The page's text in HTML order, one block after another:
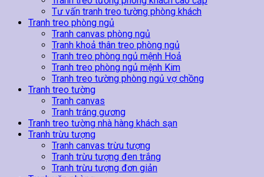
Tư vấn tranh treo tường phòng khách
Tranh treo phòng ngủ
Tranh canvas phòng ngủ
Tranh khoả thân treo phòng ngủ
Tranh treo phòng ngủ mệnh Hoả
Tranh treo phòng ngủ mệnh Kim
Tranh treo tường phòng ngủ vợ chồng
Tranh treo tường
Tranh canvas
Tranh tráng gương
Tranh treo tường nhà hàng khách sạn
Tranh trừu tượng
Tranh canvas trừu tượng
Tranh trừu tượng đen trắng
Tranh trừu tượng đơn giản